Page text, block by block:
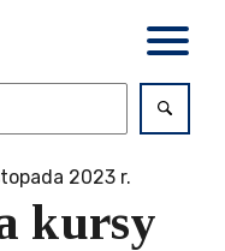
2023 r.
kursy